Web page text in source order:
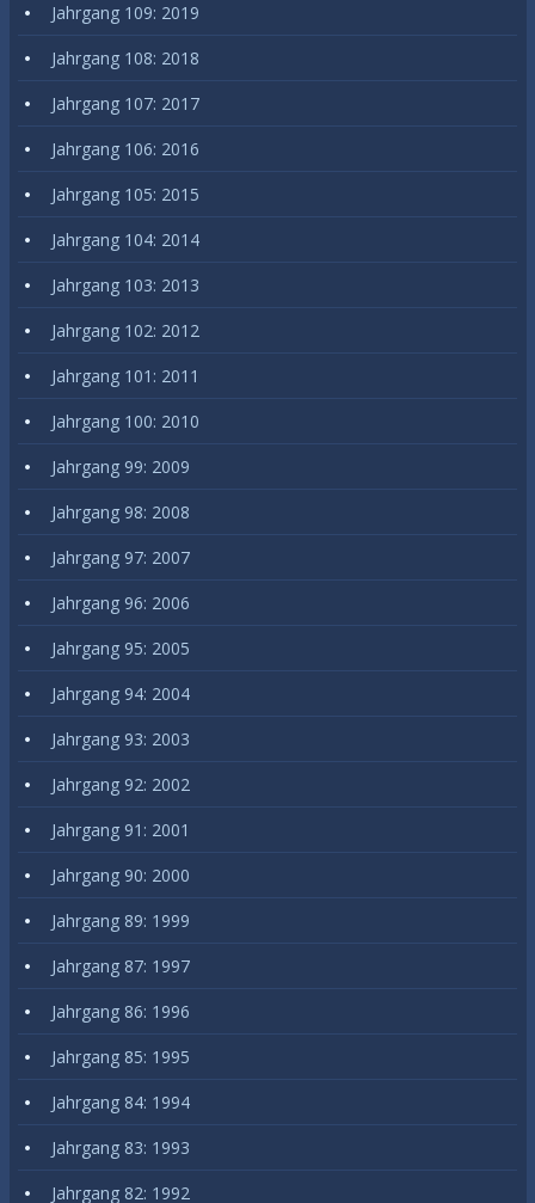
Jahrgang 109: 2019
Jahrgang 108: 2018
Jahrgang 107: 2017
Jahrgang 106: 2016
Jahrgang 105: 2015
Jahrgang 104: 2014
Jahrgang 103: 2013
Jahrgang 102: 2012
Jahrgang 101: 2011
Jahrgang 100: 2010
Jahrgang 99: 2009
Jahrgang 98: 2008
Jahrgang 97: 2007
Jahrgang 96: 2006
Jahrgang 95: 2005
Jahrgang 94: 2004
Jahrgang 93: 2003
Jahrgang 92: 2002
Jahrgang 91: 2001
Jahrgang 90: 2000
Jahrgang 89: 1999
Jahrgang 87: 1997
Jahrgang 86: 1996
Jahrgang 85: 1995
Jahrgang 84: 1994
Jahrgang 83: 1993
Jahrgang 82: 1992